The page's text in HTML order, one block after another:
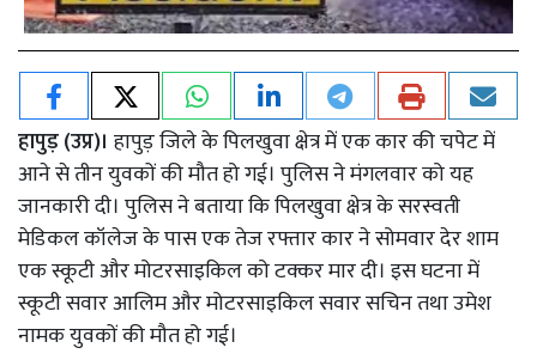
हापुड़ (उप्र)। हापुड़ जिले के पिलखुवा क्षेत्र में एक कार की चपेट में
आने से तीन युवकों की मौत हो गई। पुलिस ने मंगलवार को यह
जानकारी दी। पुलिस ने बताया कि पिलखुवा क्षेत्र के सरस्वती
मेडिकल कॉलेज के पास एक तेज रफ्तार कार ने सोमवार देर शाम
एक स्कूटी और मोटरसाइकिल को टक्कर मार दी। इस घटना में
स्कूटी सवार आलिम और मोटरसाइकिल सवार सचिन तथा उमेश
नामक युवकों की मौत हो गई।